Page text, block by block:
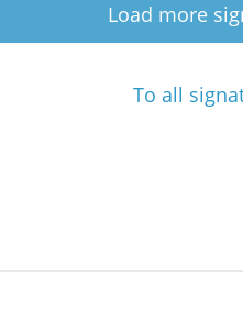
Load more
To all